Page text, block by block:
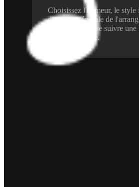
Choisissez l'humeur, le style
direction générale de
générateur puisse suivre
progressif claire.